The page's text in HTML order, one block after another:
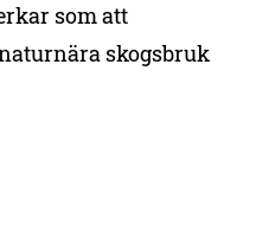
som att
skogsbruk